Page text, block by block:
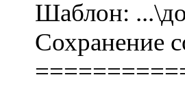
Шаблон:
Сохранение